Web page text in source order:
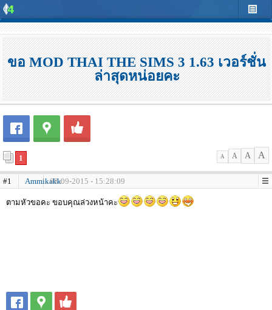
ขอ MOD THAI THE SIMS 3 1.63 เวอร์ชั่น
ล่าสุดหน่อยคะ
1 A A A A
#1 Ammikakk08-09-2015 - 15:28:09
ตามหัวขอคะ ขอบคุณล่วงหน้าคะ